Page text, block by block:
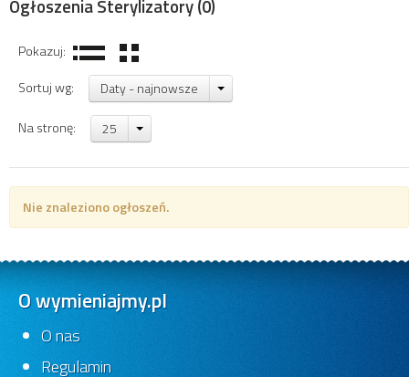
Ogłoszenia Sterylizatory(0)
Pokazuj:
Sortuj wg:
Daty - najnowsze
Na stronę: 25
Nie znaleziono ogłoszeń.
O wymieniajmy.pl
O nas
Regulamin